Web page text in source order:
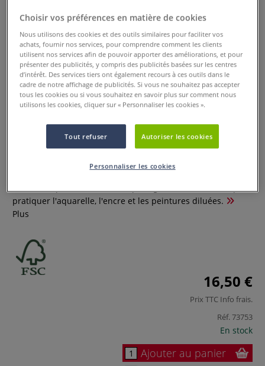
Lot 8 pinceaux imitation petit-gris
1 Commentaire
pratiquer l'aquarelle, l'encre et les peintures diluées.
Plus
16,50 €
Prix TTC Info frais.
Réf.73753
En stock
Ajouter au panier
Choisir vos préférences en matière de cookies
Nous utilisons des cookies et des outils similaires pour faciliter vos
achats, fournir nos services, pour comprendre comment les clients
utilisent nos services afin de pouvoir apporter des améliorations, et pour
présenter des publicités, y compris des publicités basées sur les centres
d’intérêt. Des services tiers ont également recours à ces outils dans le
cadre de notre affichage de publicités. Si vous ne souhaitez pas accepter
tous les cookies ou si vous souhaitez en savoir plus sur comment nous
utilisons les cookies, cliquer sur « Personnaliser les cookies ».
Tout refuser Autoriser les cookies
Personnaliser les cookies